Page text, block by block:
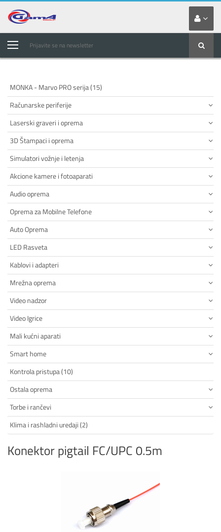
Prijavite se na newsletter
MONKA - Marvo PRO serija (15)
Računarske periferije
Laserski graveri i oprema
3D Štampaci i oprema
Simulatori vožnje i letenja
Akcione kamere i fotoaparati
Audio oprema
Oprema za Mobilne Telefone
Auto Oprema
LED Rasveta
Kablovi i adapteri
Mrežna oprema
Video nadzor
Video Igrice
Mali kućni aparati
Smart home
Kontrola pristupa (10)
Ostala oprema
Torbe i rančevi
Klima i rashladni uredaji (2)
Konektor pigtail FC/UPC 0.5m